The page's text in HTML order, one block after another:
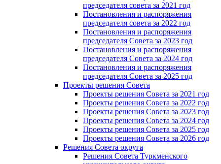
председателя совета за 2021 год
Постановления и распоряжения
председателя совета за 2022 год
Постановления и распоряжения
председателя Cовета за 2023 год
Постановления и распоряжения
председателя Cовета за 2024 год
Постановления и распоряжения
председателя Cовета за 2025 год
Проекты решения Cовета
Проекты решения Совета за 2021 год
Проекты решения Совета за 2022 год
Проекты решения Cовета за 2023 год
Проекты решения Совета за 2024 год
Проекты решения Совета за 2025 год
Проекты решения Совета за 2026 год
Решения Совета округа
Решения Совета Туркменского